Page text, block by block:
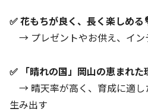
✅ 花もちが良く、長く楽しめる
→ プレゼントやお供え、イ
✅ 「晴れの国」岡山の恵まれ
→ 晴天率が高く、育成に適し
生み出す